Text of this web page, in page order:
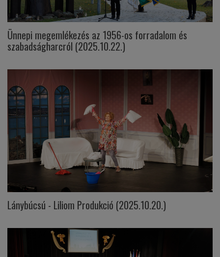
Ünnepi megemlékezés az 1956-os forradalom és
szabadságharcról (2025.10.22.)
Lánybúcsú - Liliom Produkció (2025.10.20.)